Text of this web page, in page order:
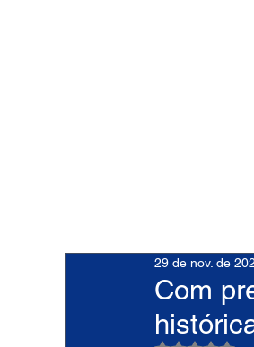
Com
29 de nov. de